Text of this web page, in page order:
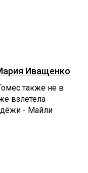
Иващенко
также не в
взлетела
- Майли